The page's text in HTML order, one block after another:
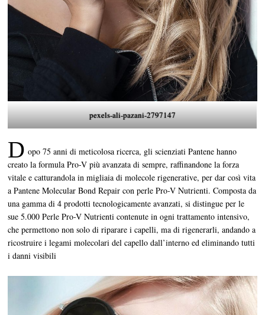
pexels-ali-pazani-2797147
D opo 75 anni di meticolosa ricerca, gli scienziati Pantene hanno
creato la formula Pro-V più avanzata di sempre, raffinandone la forza
vitale e catturandola in migliaia di molecole rigenerative, per dar così vita
a Pantene Molecular Bond Repair con perle Pro-V Nutrienti. Composta da
una gamma di 4 prodotti tecnologicamente avanzati, si distingue per le
sue 5.000 Perle Pro-V Nutrienti contenute in ogni trattamento intensivo,
che permettono non solo di riparare i capelli, ma di rigenerarli, andando a
ricostruire i legami molecolari del capello dall’interno ed eliminando tutti
i danni visibili